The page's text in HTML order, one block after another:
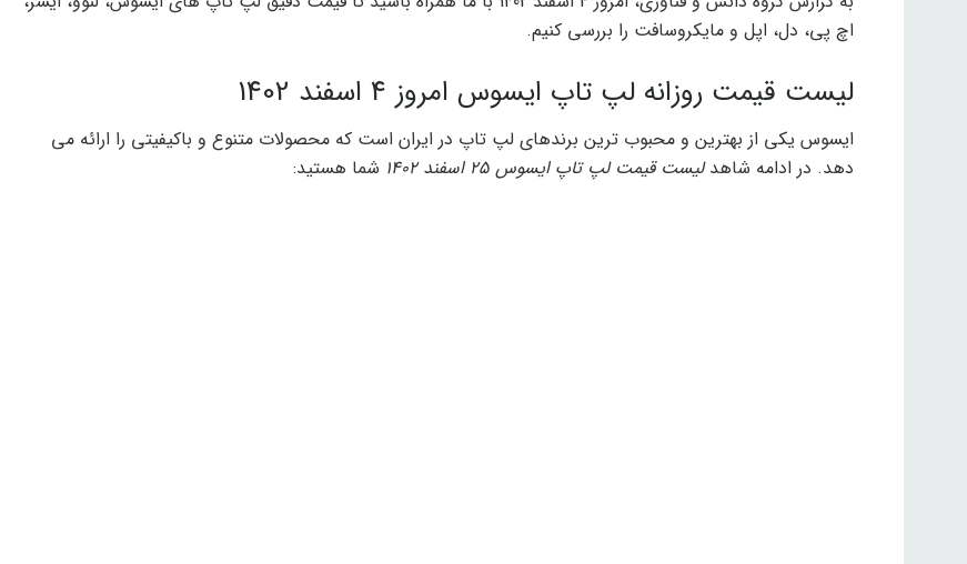
اچ پی، دل، اپل و مایکروسافت را بررسی کنیم.
لیست قیمت روزانه لپ تاپ ایسوس امروز 4 اسفند 1402
ایسوس یکی از بهترین و محبوب ترین برندهای لپ تاپ در ایران است که محصولات متنوع و باکیفیتی را ارائه می
دهد. در ادامه شاهدلیست قیمت لپ تاپ ایسوس 25 اسفند 1402 شما هستید: